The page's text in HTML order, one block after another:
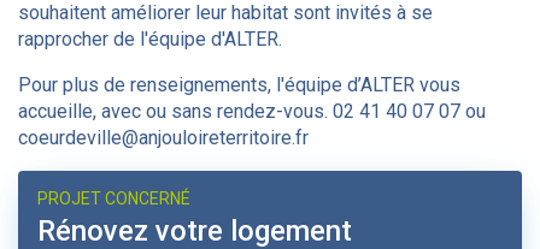
souhaitent améliorer leur habitat sont invités à se
rapprocher de l'équipe d'ALTER.
Pour plus de renseignements, l'équipe d’ALTER vous
accueille, avec ou sans rendez-vous. 02 41 40 07 07 ou
coeurdeville@anjouloireterritoire.fr
PROJET CONCERNÉ
Rénovez votre logement